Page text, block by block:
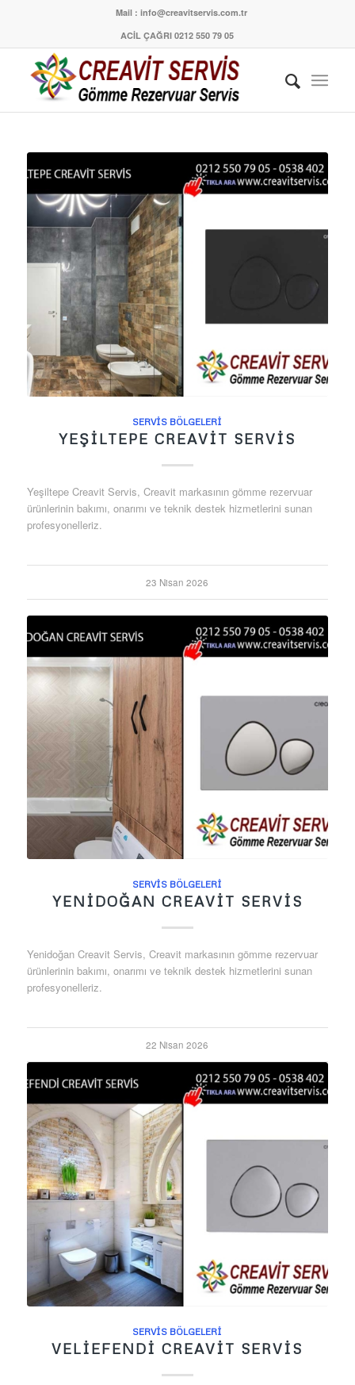
Mail : info@creavitservis.com.tr
ACİL ÇAĞRI 0212 550 79 05
SERVIS BÖLGELERI
YEŞILTEPE CREAVIT SERVIS
Yeşiltepe Creavit Servis, Creavit markasının gömme rezervuar
ürünlerinin bakımı, onarımı ve teknik destek hizmetlerini sunan
profesyonelleriz.
23 Nisan 2026
SERVIS BÖLGELERI
YENIDOĞAN CREAVIT SERVIS
Yenidoğan Creavit Servis, Creavit markasının gömme rezervuar
ürünlerinin bakımı, onarımı ve teknik destek hizmetlerini sunan
profesyonelleriz.
22 Nisan 2026
SERVIS BÖLGELERI
VELIEFENDI CREAVIT SERVIS